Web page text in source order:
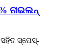
ନାଇଲନ୍